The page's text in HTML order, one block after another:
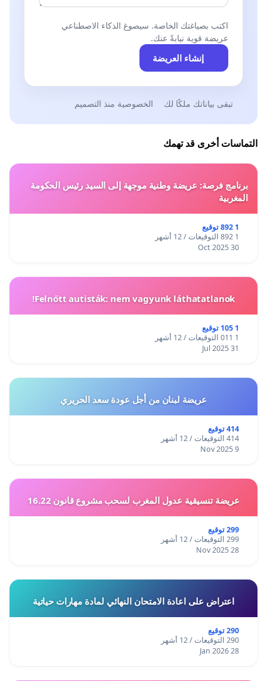
اكتب بصياغتك الخاصة. سيصوغ الذكاء الاصطناعي
عريضة قوية نيابةً عنك.
إنشاء العريضة
تبقى بياناتك ملكًا لك الخصوصية منذ التصميم
التماسات أخرى قد تهمك
برنامج فرصة: عريضة وطنية موجهة إلى السيد رئيس الحكومة
المغربية
1 892 توقيع
1 892 التوقيعات / 12 أشهر
30 Oct 2025
Felnőtt autisták: nem vagyunk láthatatlanok!
1 105 توقيع
1 011 التوقيعات / 12 أشهر
31 Jul 2025
عريضة لبنان من أجل عودة سعد الحريري
414 توقيع
414 التوقيعات / 12 أشهر
9 Nov 2025
عريضة تنسيقية عدول المغرب لسحب مشروع قانون 16.22
299 توقيع
299 التوقيعات / 12 أشهر
28 Nov 2025
اعتراض على اعادة الامتحان النهائي لمادة مهارات حياتية
290 توقيع
290 التوقيعات / 12 أشهر
28 Jan 2026